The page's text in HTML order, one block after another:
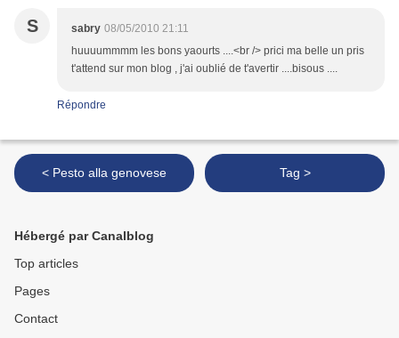
S sabry 08/05/2010 21:11
huuuummmm les bons yaourts ....<br /> prici ma belle un pris
t'attend sur mon blog , j'ai oublié de t'avertir ....bisous ....
Répondre
< Pesto alla genovese Tag >
Hébergé par Canalblog
Top articles
Pages
Contact